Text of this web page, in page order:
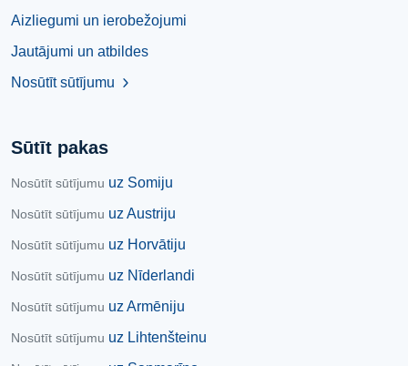
Aizliegumi un ierobežojumi
Jautājumi un atbildes
Nosūtīt sūtījumu
chevron_right
Sūtīt pakas
Nosūtīt sūtījumu uz Somiju
Nosūtīt sūtījumu uz Austriju
Nosūtīt sūtījumu uz Horvātiju
Nosūtīt sūtījumu uz Nīderlandi
Nosūtīt sūtījumu uz Armēniju
Nosūtīt sūtījumu uz Lihtenšteinu